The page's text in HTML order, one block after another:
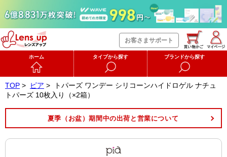
お客さまサポート
ホーム タイプから探す ブランドから探す
TOP > ピア >
トパーズ ワンデー シリコーンハイドロゲル ナチュ
トパーズ 10枚入り（×2箱）
夏季（お盆）期間中の出荷と営業について